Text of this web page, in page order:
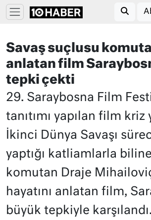
Savaş suçlusu
anlatan film
tepki çekti
29. Saraybosna Film
tanıtımı yapılan film kriz
İkinci Dünya Savaşı
yaptığı katliamlarla
komutan Draje
hayatını anlatan film,
büyük tepkiyle